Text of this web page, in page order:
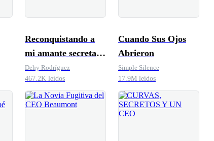
Reconquistando a
mi amante secreta
millonaria
Dehy Rodríguez
467.2K leídos
Cuando Sus Ojos
Abrieron
Simple Silence
17.9M leídos